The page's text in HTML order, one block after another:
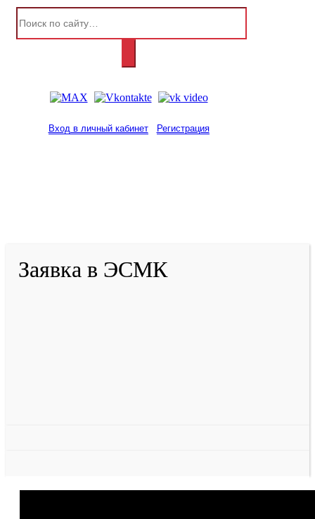
Вход в личный кабинет Регистрация
Заявка в ЭСМК